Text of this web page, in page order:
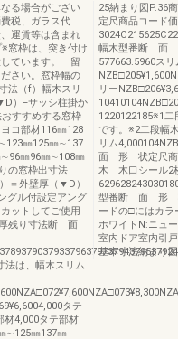
る場合がござい
税、ガラス代
運賃等は含まれ
窓枠は、突き付け
しています。 留
さい。窓枠幅の
法（f）幅木スリ
）−サッシ柱掛か
すすめする窓枠
コ部材116㎜128
㎜125㎜∼137
㎜96㎜∼108㎜
の窓枠出寸法
＝外壁厚（▼D）
グル付設定アング
ットしてご使用
厚残り寸法断 面
法は、幅木スリム
タテ
材4,000タテ部材
∼125㎜137㎜
25納まり図
定尺商品コード
幅木型番断 面
577663.5960スリ
リー
1220122185※1
です。※2二段幅
リム
面 形 状定尺商
木 木口シール
型番断 面 形 状
ードの□にはカラ
ホワイトN:ニュ
室内ドア室内引
基本寸法納まり